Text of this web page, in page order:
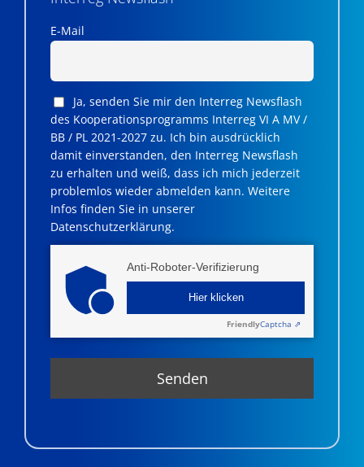
E-Mail
Ja, senden Sie mir den Interreg Newsflash
des Kooperationsprogramms Interreg VI A MV /
BB / PL 2021-2027 zu. Ich bin ausdrücklich
damit einverstanden, den Interreg Newsflash
zu erhalten und weiß, dass ich mich jederzeit
problemlos wieder abmelden kann. Weitere
Infos finden Sie in unserer
Datenschutzerklärung.
Anti-Roboter-Verifizierung
Hier klicken
FriendlyCaptcha ⇗